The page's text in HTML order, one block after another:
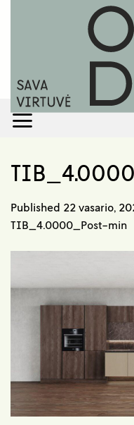
Published 22 vasario,
TIB_4.0000_Post-min